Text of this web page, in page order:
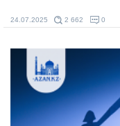
24.07.2025 2 662 0